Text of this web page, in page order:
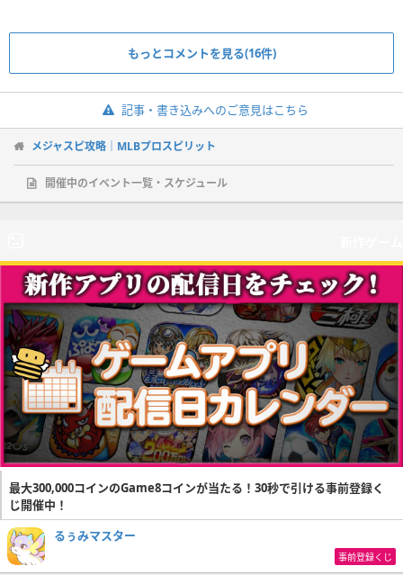
もっとコメントを見る(16件)
記事・書き込みへのご意見はこちら
メジャスピ攻略｜MLBプロスピリット
開催中のイベント一覧・スケジュール
最大300,000コインのGame8コインが当たる！30秒で引ける事前登録く
じ開催中！
るぅみマスター
事前登録くじ